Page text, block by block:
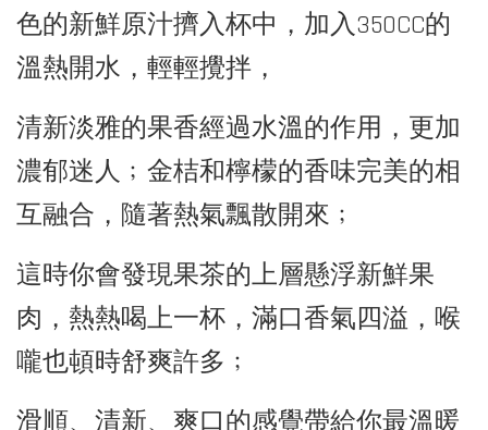
色的新鮮原汁擠入杯中，加入350CC的
溫熱開水，輕輕攪拌，
清新淡雅的果香經過水溫的作用，更加
濃郁迷人﹔金桔和檸檬的香味完美的相
互融合，隨著熱氣飄散開來﹔
這時你會發現果茶的上層懸浮新鮮果
肉，熱熱喝上一杯，滿口香氣四溢，喉
嚨也頓時舒爽許多﹔
滑順、清新、爽口的感覺帶給你最溫暖